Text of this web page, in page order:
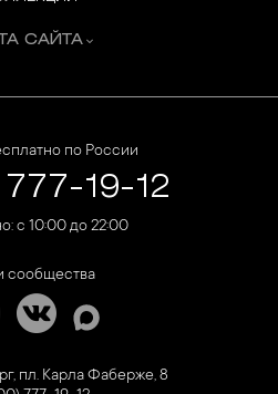
САЙТА
по России
777-19-12
с 10:00 до 22:00
сообщества
пл. Карла Фаберже, 8